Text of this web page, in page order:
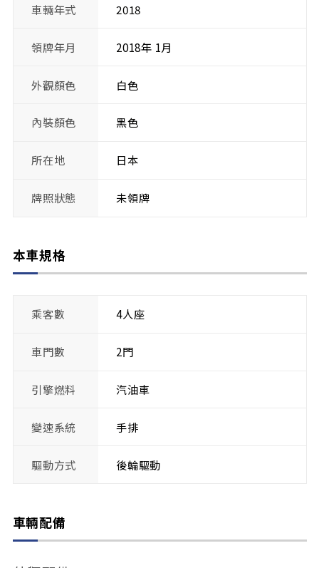
車輛年式 2018
領牌年月 2018年 1月
外觀顏色 白色
內裝顏色 黑色
所在地 日本
牌照狀態 未領牌
本車規格
乘客數 4人座
車門數 2門
引擎燃料 汽油車
變速系統 手排
驅動方式 後輪驅動
車輛配備